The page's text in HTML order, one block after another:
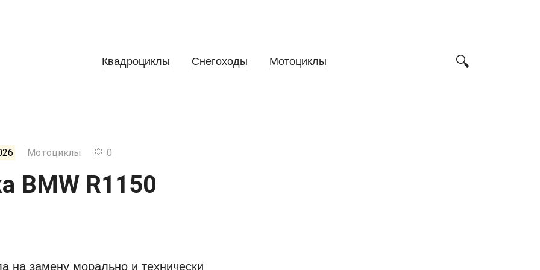
Квадроциклы Снегоходы Мотоциклы
Мотоциклы 0
BMW R1150
на замену морально и технически